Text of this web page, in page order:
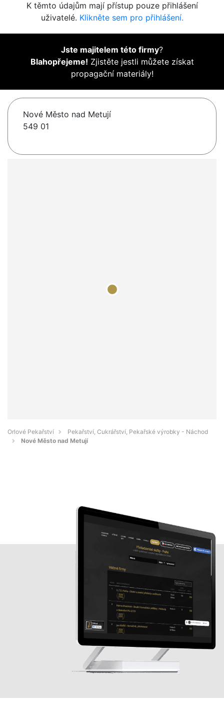
K těmto údajům mají přístup pouze přihlášení
uživatelé. Klikněte sem pro přihlášení.
Jste majitelem této firmy?
Blahopřejeme! Zjistěte jestli můžete získat
propagační materiály!
Nové Město nad Metují
549 01
Orlové Pekařství
Pekařství, Cukrářství, Pekařské výrobky - Náchod
Nové Město nad Metují